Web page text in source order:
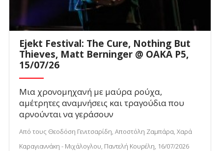
Ejekt Festival: The Cure, Nothing But
Thieves, Matt Berninger @ ΟΑΚΑ P5,
15/07/26
Μια χρονομηχανή με μαύρα ρούχα,
αμέτρητες αναμνήσεις και τραγούδια που
αρνούνται να γεράσουν
Από τους Θεοδόση Γενιτσαρίδη, Αποστόλη Ζαμπάρα, Χαρά
Καραγιαννάκη - Μιχάλογλου, Παντελή Κουρέλη, 16/07/2026